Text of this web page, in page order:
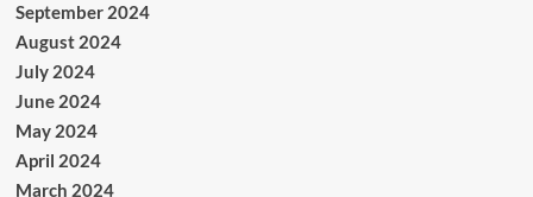
September 2024
August 2024
July 2024
June 2024
May 2024
April 2024
March 2024